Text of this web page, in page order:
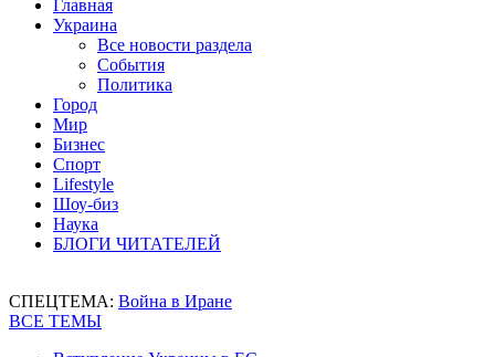
Главная
Украина
Все новости раздела
События
Политика
Город
Мир
Бизнес
Спорт
Lifestyle
Шоу-биз
Наука
БЛОГИ ЧИТАТЕЛЕЙ
СПЕЦТЕМА: Война в Иране
ВСЕ ТЕМЫ